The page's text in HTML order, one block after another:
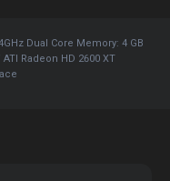
Dual Core Memory: 4 GB
Radeon HD 2600 XT